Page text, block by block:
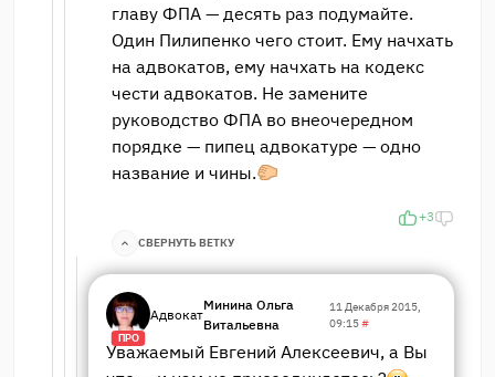
главу ФПА — десять раз подумайте.
Один Пилипенко чего стоит. Ему начхать
на адвокатов, ему начхать на кодекс
чести адвокатов. Не замените
руководство ФПА во внеочередном
порядке — пипец адвокатуре — одно
название и чины.
+3
СВЕРНУТЬ ВЕТКУ
ПРО
Адвокат
Минина Ольга
Витальевна
11 Декабря 2015,
09:15#
Уважаемый Евгений Алексеевич, а Вы